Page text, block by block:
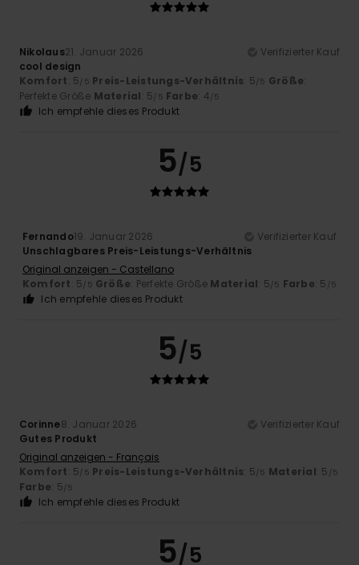
Nikolaus21. Januar 2026
Verifizierter Kauf
cool design
Komfort: 5/5 Preis-Leistungs-Verhältnis: 5/5 Größe:
Perfekte Größe Material: 5/5 Farbe: 4/5
Ich empfehle dieses Produkt
5/5
Fernando19. Januar 2026
Verifizierter Kauf
Unschlagbares Preis-Leistungs-Verhältnis
Original anzeigen - Castellano
Komfort: 5/5 Größe: Perfekte Größe Material: 5/5 Farbe: 5 /5
Ich empfehle dieses Produkt
5/5
Corinne8. Januar 2026
Verifizierter Kauf
Gutes Produkt
Original anzeigen - Français
Komfort: 5/5 Preis-Leistungs-Verhältnis: 5/5 Material: 5 /5
Farbe: 5/5
Ich empfehle dieses Produkt
5/5